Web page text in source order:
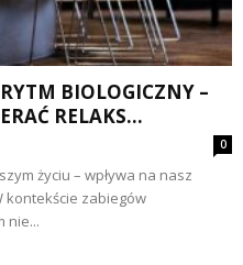
BIOLOGICZNY –
RELAKS...
0
życiu – wpływa na nasz
kontekście zabiegów
nie...